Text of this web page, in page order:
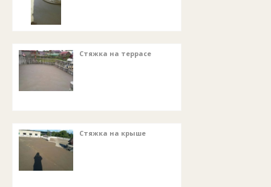
Стяжка на террасе
Стяжка на крыше